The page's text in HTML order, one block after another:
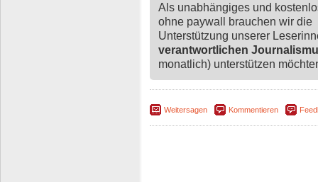
Als unabhängiges und
ohne paywall brauchen wir die
Unterstützung unserer
verantwortlichen
monatlich) unterstützen
Weitersagen Kommentieren